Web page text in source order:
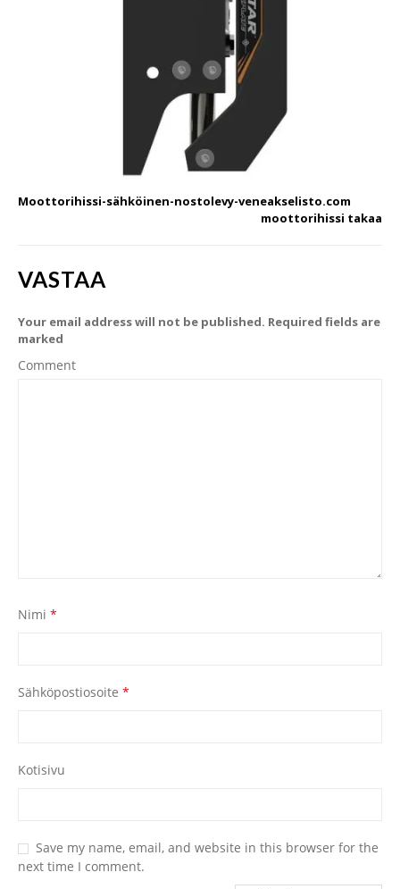
Moottorihissi-sähköinen-nostolevy-veneakselisto.com
moottorihissi takaa
VASTAA
Your email address will not be published. Required fields are
marked
Comment
Nimi *
Sähköpostiosoite *
Kotisivu
Save my name, email, and website in this browser for the
next time I comment.